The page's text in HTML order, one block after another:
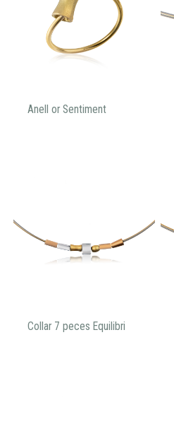
Anell or Sentiment
Collar 7 peces Equilibri